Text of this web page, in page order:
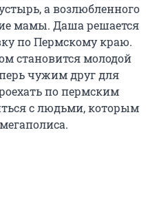
а возлюбленного
мамы. Даша решается
по Пермскому краю.
становится молодой
чужим друг для
по пермским
с людьми, которым